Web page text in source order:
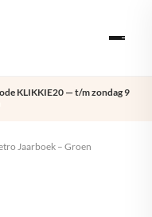
KLIKKIE20 — t/m zondag 9
Jaarboek – Groen